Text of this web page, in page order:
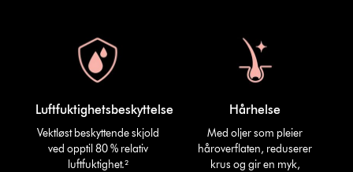
Luftfuktighetsbeskyttelse
Vektløst beskyttende skjold
ved opptil 80 % relativ
luftfuktighet.²
Hårhelse
Med oljer som pleier
håroverflaten, reduserer
krus og gir en myk,